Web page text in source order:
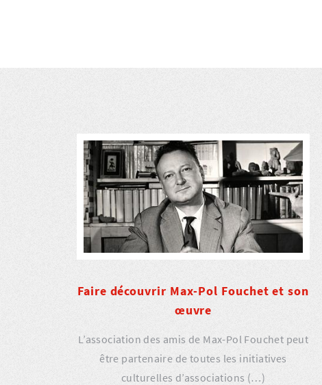
Faire découvrir Max-Pol Fouchet et son
œuvre
L’association des amis de Max-Pol Fouchet peut
être partenaire de toutes les initiatives
culturelles d’associations (…)